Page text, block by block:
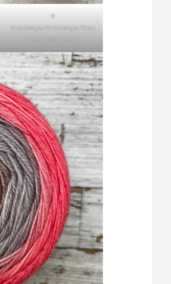
6
Graubeige/Grünbeige/Grau
petrol/Schlamm